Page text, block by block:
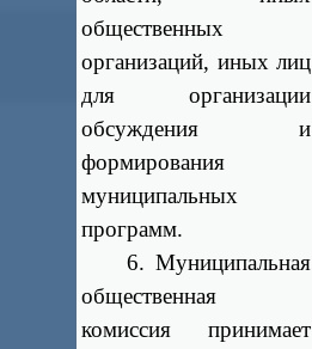
общественных
организаций, иных лиц
для организации
обсуждения и
формирования
муниципальных
программ.
6. Муниципальная
общественная
комиссия принимает